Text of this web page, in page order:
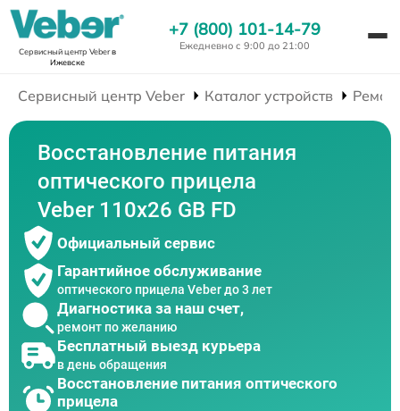
Сервисный центр Veberв
Ижевске
+7 (800) 101-14-79
Ежедневно с 9:00 до 21:00
Сервисный центр Veber Каталог устройств
Восстановление питания
оптического прицела
Veber 110х26 GB FD
Официальный сервис
Гарантийное обслуживание
оптического прицела Veber до 3 лет
Диагностика за наш счет,
ремонт по желанию
Бесплатный выезд курьера
в день обращения
Восстановление питания оптического
прицела